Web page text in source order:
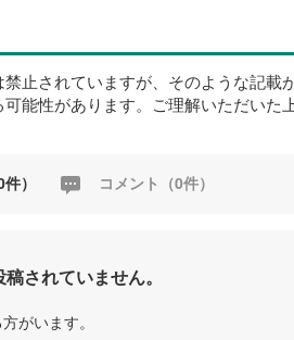
止されていますが、そのような記載
能性があります。ご理解いただいた
） コメント（0件）
されていません。
がいます。